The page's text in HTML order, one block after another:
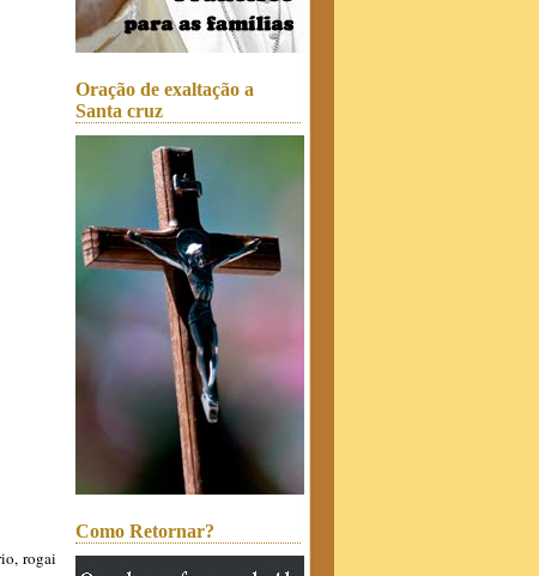
rogai
Oração de exaltação a
Santa cruz
Como Retornar?